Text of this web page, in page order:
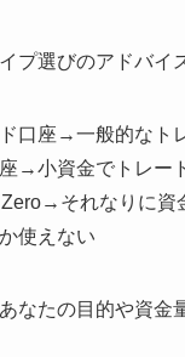
プ選びのアドバイ
ド口座→一般的なト
座→小資金でトレー
Zero→それなりに
使えない
なたの目的や資金